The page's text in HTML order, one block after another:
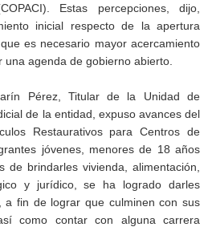
Estas percepciones, dijo,
inicial respecto de la apertura
es necesario mayor acercamiento
una agenda de gobierno abierto.
Pérez, Titular de la Unidad de
de la entidad, expuso avances del
Restaurativos para Centros de
jóvenes, menores de 18 años
brindarles vivienda, alimentación,
y jurídico, se ha logrado darles
a fin de lograr que culminen con sus
como contar con alguna carrera